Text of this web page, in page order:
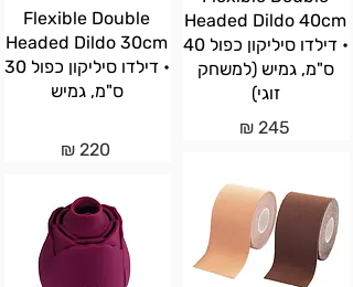
Headed Dildo 40cm
• דילדו סיליקון כפול 40
ס"מ, גמיש (למשחק
זוגי)
245 ₪
Flexible Double
Headed Dildo 30cm
• דילדו סיליקון כפול 30
ס"מ, גמיש
220 ₪